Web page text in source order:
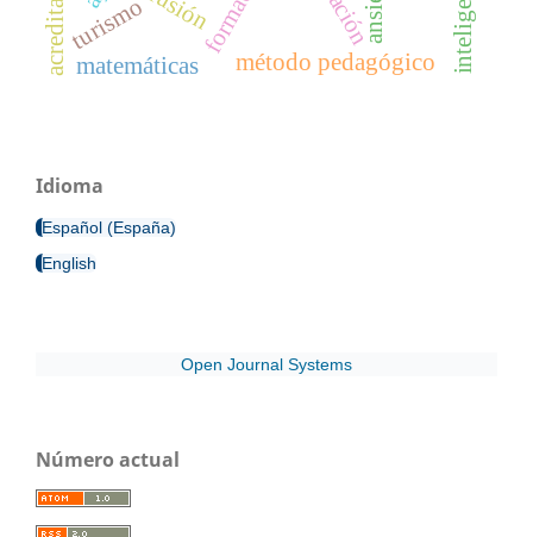
método pedagógico
turismo
matemáticas
Idioma
Español (España)
English
Open Journal Systems
Número actual